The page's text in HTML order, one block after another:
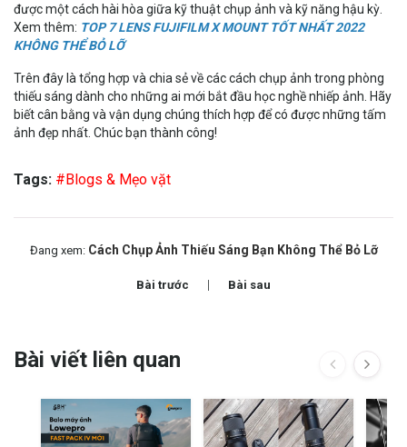
được một cách hài hòa giữa kỹ thuật chụp ảnh và kỹ năng hậu kỳ.
Xem thêm: TOP 7 LENS FUJIFILM X MOUNT TỐT NHẤT 2022
KHÔNG THỂ BỎ LỠ
Trên đây là tổng hợp và chia sẻ về các cách chụp ảnh trong phòng
thiếu sáng dành cho những ai mới bắt đầu học nghề nhiếp ảnh. Hãy
biết cân bằng và vận dụng chúng thích hợp để có được những tấm
ảnh đẹp nhất. Chúc bạn thành công!
Tags: #Blogs & Mẹo vặt
Đang xem: Cách Chụp Ảnh Thiếu Sáng Bạn Không Thể Bỏ Lỡ
Bài trước Bài sau
Bài viết liên quan